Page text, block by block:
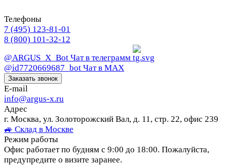
Телефоны
7 (495) 123-81-01
8 (800) 101-32-12
@ARGUS_X_Bot Чат в телеграмм
@id7720669687_bot Чат в МАХ
Заказать звонок
E-mail
info@argus-x.ru
Адрес
г. Москва, ул. Золоторожский Вал, д. 11, стр. 22, офис 239
🚙 Склад в Москве
Режим работы
Офис работает по будням с 9:00 до 18:00. Пожалуйста,
предупредите о визите заранее.